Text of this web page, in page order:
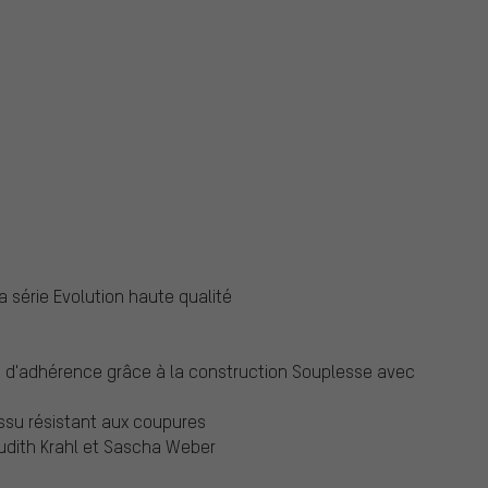
série Evolution haute qualité
grâce à la construction Souplesse avec
résistant aux coupures
Krahl et Sascha Weber